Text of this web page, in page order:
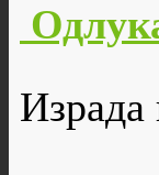
Израда